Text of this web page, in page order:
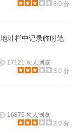
3.0 分
址栏中记录临时笔
17121 次人浏览
3.0 分
16875 次人浏览
3.0 分